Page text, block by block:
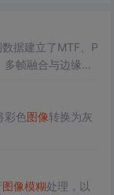
据建立了MTF、P
帧融合与边缘智
彩色图像转换为灰
图像模糊处理，以